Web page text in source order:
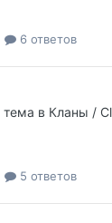
6 ответов
тема в Кланы /
5 ответов